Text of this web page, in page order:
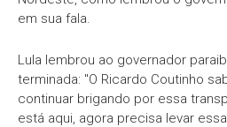
em sua fala.
Lula lembrou ao governador
terminada: "O Ricardo Coutinho
continuar brigando por essa
está aqui, agora precisa levar